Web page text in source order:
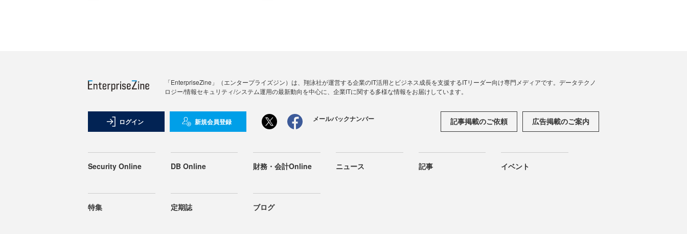
「EnterpriseZine」（エンタープライズジン）は、翔泳社が運営する企業のIT活用とビジネス成長を支援するITリーダー向け専門メディアです。データテクノ
ロジー/情報セキュリティ/システム運用の最新動向を中心に、企業ITに関する多様な情報をお届けしています。
ログイン 新規会員登録 メールバックナンバー 記事掲載のご依頼 広告掲載のご案内
Security Online DB Online 財務・会計Online ニュース 記事 イベント
特集 定期誌 ブログ